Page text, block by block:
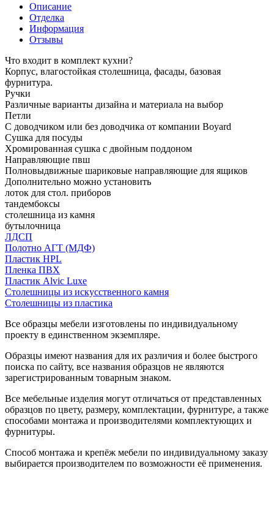
Описание
Отделка
Информация
Отзывы
Что входит в комплект кухни?
Корпус, влагостойкая столешница, фасады, базовая
фурнитура.
Ручки
Различные варианты дизайна и материала на выбор
Петли
С доводчиком или без доводчика от компании Boyard
Сушка для посуды
Хромированная сушка с двойным поддоном
Направляющие пвш
Полновыдвижные шариковые направляющие для ящиков
Дополнительно можно установить
лоток для стол. приборов
тандембоксы
столешница из камня
бутылочница
ЛДСП
Полотно АГТ (МДФ)
Пластик HPL
Пленка ПВХ
Пластик Alvic Luxe
Столешницы из искусственного камня
Столешницы из пластика
Все образцы мебели изготовлены по индивидуальному
проекту в единственном экземпляре.
Образцы имеют названия для их различия и более быстрого
поиска по сайту, все названия образцов не являются
зарегистрированным товарным знаком.
Все мебельные изделия могут отличаться от представленных
образцов по цвету, размеру, комплектации, фурнитуре, а также
способами монтажа и производителями комплектующих и
фурнитуры.
Способ монтажа и крепёж мебели по индивидуальному заказу
выбирается производителем по возможности её применения.